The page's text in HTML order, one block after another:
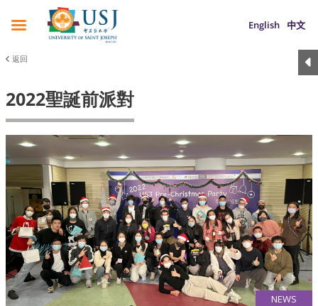
English 中文
返回
2022聖誕前派對
NEWS